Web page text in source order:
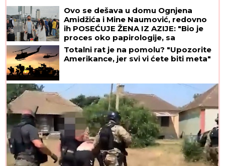
Ovo se dešava u domu Ognjena
Amidžića i Mine Naumović, redovno
ih POSEĆUJE ŽENA IZ AZIJE: "Bio je
proces oko papirologije, sa
Perunom ne može da pomogne"
Totalni rat je na pomolu? "Upozorite
Amerikance, jer svi vi ćete biti meta"